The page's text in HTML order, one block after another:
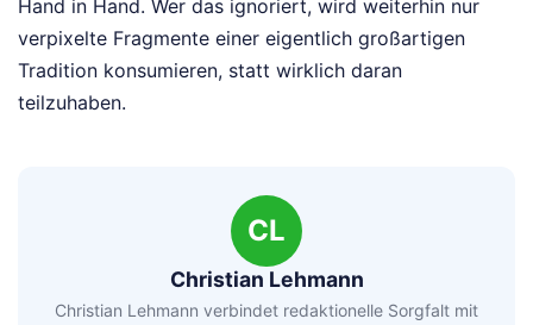
Hand in Hand. Wer das ignoriert, wird weiterhin nur
verpixelte Fragmente einer eigentlich großartigen
Tradition konsumieren, statt wirklich daran
teilzuhaben.
CL
Christian Lehmann
Christian Lehmann verbindet redaktionelle Sorgfalt mit